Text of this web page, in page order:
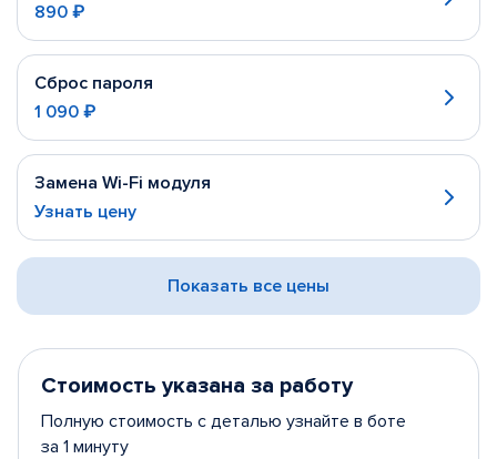
890 ₽
Сброс пароля
1 090 ₽
Замена Wi-Fi модуля
Узнать цену
Показать все цены
Стоимость указана за работу
Полную стоимость с деталью узнайте в боте
за 1 минуту